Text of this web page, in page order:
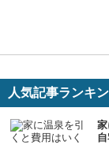
人気記事ランキ